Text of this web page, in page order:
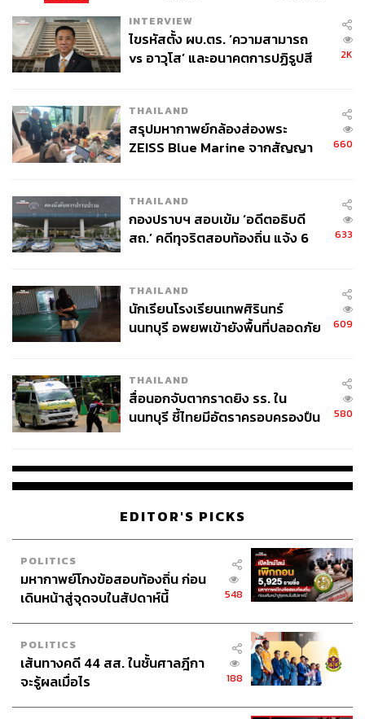
Photo: HECTOR RETAMAL/AFP
อ้างอิง:
www.yahoo.com/news/caribbean-braces-again-mari
a-could-become-hurricane-sunday-135723834.html
www.yahoo.com/news/norma-nears-mexico-maria-b
www.telegraph.co.uk/news/2017/09/18/maria-hurrica
ne-heading-caribbean-us-forecasters
www.express.co.uk/news/weather/855462/hurricane-
-NHC-latest-news-USA
TAGS: เฮอร์ริเคน Hurricane Maria
106
ABOUT THE AUTHOR
ณรงค์กร มโนจันทร์เพ็ญ
Content Creator กองบรรณาธิการข่าว THE
INTERVIEW
ไขรหัสตั้ง ผบ.ตร. ‘ความสามารถ
vs อาวุโส’ และอนาคตการปฏิรูปสี
2K
THAILAND
สรุปมหากาพย์กล้องส่องพระ
ZEISS Blue Marine จากสัญญา
จ่ายหนี้-แอบระบุแบรนด์
660
THAILAND
กองปราบฯ สอบเข้ม ‘อดีตอธิบดี
สถ.’ คดีทุจริตสอบท้องถิ่น แจ้ง 6
633
THAILAND
นักเรียนโรงเรียนเทพศิรินทร์
นนทบุรี อพยพเข้ายังพื้นที่ปลอดภัย
609
THAILAND
สื่อนอกจับตากราดยิง รร. ใน
นนทบุรี ชี้ไทยมีอัตราครอบครองปืน
580
EDITOR'S PICKS
POLITICS
มหากาพย์โกงข้อสอบท้องถิ่น ก่อน
เดินหน้าสู่จุดจบในสัปดาห์นี้
548
POLITICS
เส้นทางคดี 44 สส. ในชั้นศาลฎีกา
จะรู้ผลเมื่อไร
188